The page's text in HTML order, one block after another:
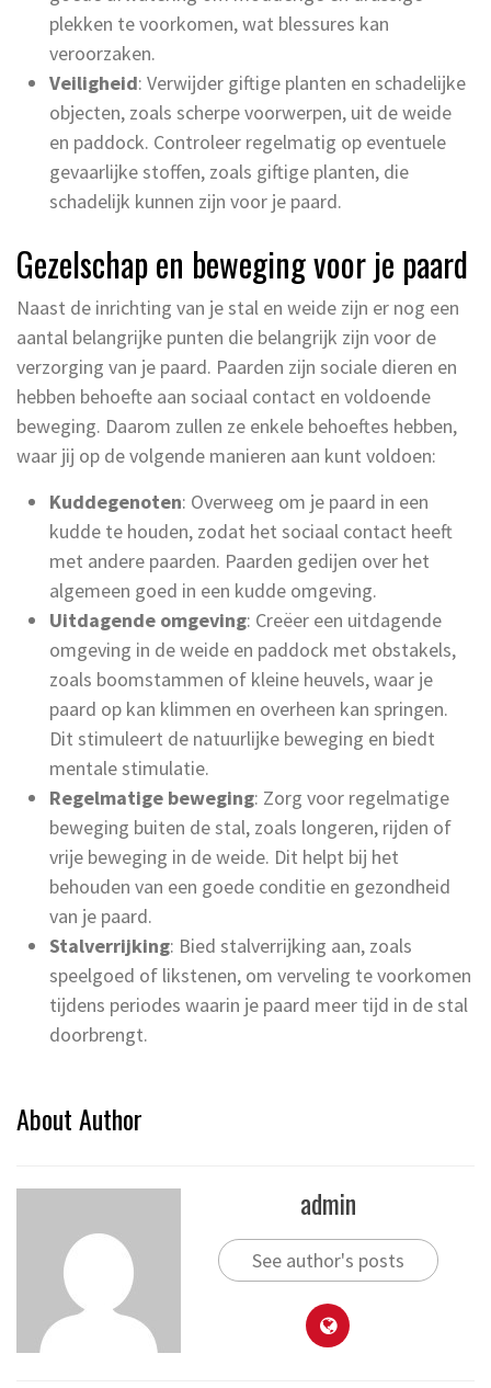
plekken te voorkomen, wat blessures kan
veroorzaken.
Veiligheid: Verwijder giftige planten en schadelijke
objecten, zoals scherpe voorwerpen, uit de weide
en paddock. Controleer regelmatig op eventuele
gevaarlijke stoffen, zoals giftige planten, die
schadelijk kunnen zijn voor je paard.
Gezelschap en beweging voor je paard
Naast de inrichting van je stal en weide zijn er nog een
aantal belangrijke punten die belangrijk zijn voor de
verzorging van je paard. Paarden zijn sociale dieren en
hebben behoefte aan sociaal contact en voldoende
beweging. Daarom zullen ze enkele behoeftes hebben,
waar jij op de volgende manieren aan kunt voldoen:
Kuddegenoten: Overweeg om je paard in een
kudde te houden, zodat het sociaal contact heeft
met andere paarden. Paarden gedijen over het
algemeen goed in een kudde omgeving.
Uitdagende omgeving: Creëer een uitdagende
omgeving in de weide en paddock met obstakels,
zoals boomstammen of kleine heuvels, waar je
paard op kan klimmen en overheen kan springen.
Dit stimuleert de natuurlijke beweging en biedt
mentale stimulatie.
Regelmatige beweging: Zorg voor regelmatige
beweging buiten de stal, zoals longeren, rijden of
vrije beweging in de weide. Dit helpt bij het
behouden van een goede conditie en gezondheid
van je paard.
Stalverrijking: Bied stalverrijking aan, zoals
speelgoed of likstenen, om verveling te voorkomen
tijdens periodes waarin je paard meer tijd in de stal
doorbrengt.
About Author
admin
See author's posts